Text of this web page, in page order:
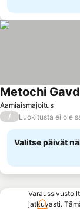
Aamiaismajoitus
Metochi
/ Luokitusta ei ole
Valitse päivät
jatkuvasti.